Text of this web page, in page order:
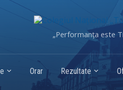
„Performanța este
Orar Rezultate